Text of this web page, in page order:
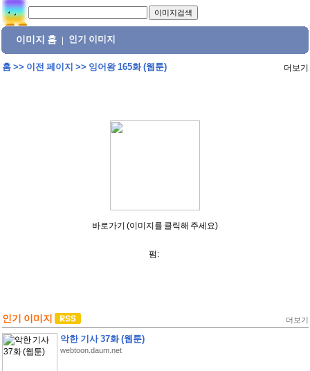
이미지 홈 인기 이미지
홈>> 이전 페이지 >> 잉어왕 165화 (웹툰) 더보기
바로가기 (이미지를 클릭해 주세요)
펌:
인기 이미지 더보기
악한 기사 37화 (웹툰)
webtoon.daum.net